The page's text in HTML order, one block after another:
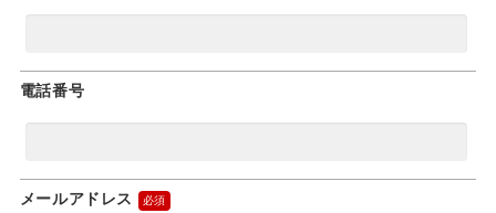
電話番号
メールアドレス